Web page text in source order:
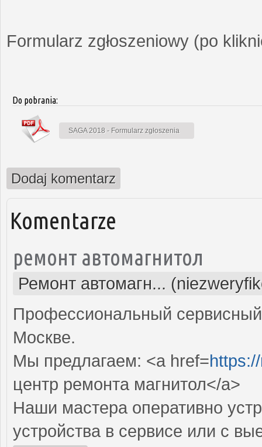
Formularz zgłoszeniowy (po
Do pobrania:
SAGA 2018 - Formularz zgłoszenia
Dodaj komentarz
Komentarze
ремонт автомагнитол
Ремонт автомагн...
Профессиональный
Москве.
Мы предлагаем: <a href=
центр ремонта магнитол</a>
Наши мастера оперативно
устройства в сервисе или с